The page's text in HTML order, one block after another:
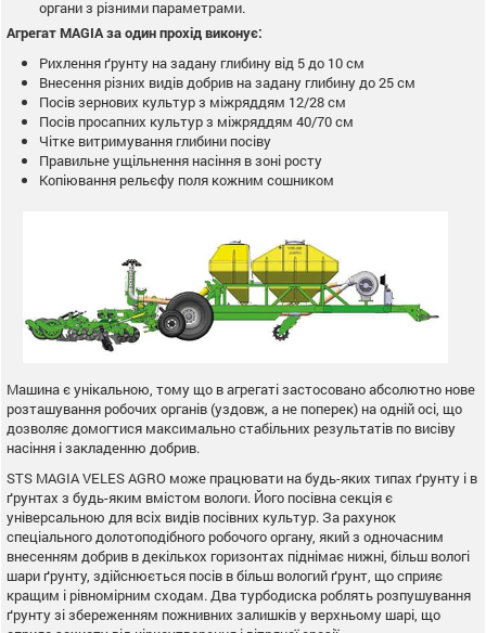
органи з різними параметрами.
Агрегат MAGIA за один прохід виконує:
Рихлення ґрунту на задану глибину від 5 до 10 см
Внесення різних видів добрив на задану глибину до 25 см
Посів зернових культур з міжряддям 12/28 см
Посів просапних культур з міжряддям 40/70 см
Чітке витримування глибини посіву
Правильне ущільнення насіння в зоні росту
Копіювання рельєфу поля кожним сошником
Машина є унікальною, тому що в агрегаті застосовано абсолютно нове
розташування робочих органів (уздовж, а не поперек) на одній осі, що
дозволяє домогтися максимально стабільних результатів по висіву
насіння і закладенню добрив.
STS MAGIA VELES AGRO може працювати на будь-яких типах ґрунту і в
ґрунтах з будь-яким вмістом вологи. Його посівна секція є
універсальною для всіх видів посівних культур. За рахунок
спеціального долотоподібного робочого органу, який з одночасним
внесенням добрив в декількох горизонтах піднімає нижні, більш вологі
шари ґрунту, здійснюється посів в більш вологий ґрунт, що сприяє
кращим і рівномірним сходам. Два турбодиска роблять розпушування
ґрунту зі збереженням пожнивних залишків у верхньому шарі, що